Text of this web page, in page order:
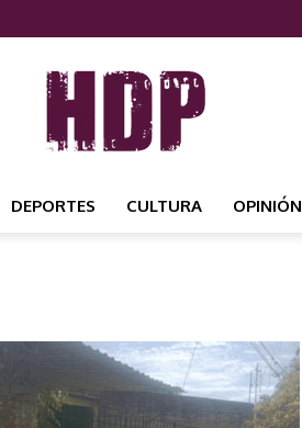
NOTICIAS
DEPORTES CULTURA OPINIÓN